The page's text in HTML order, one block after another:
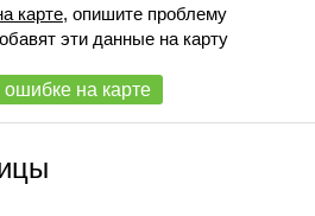
карте, опишите проблему
эти данные на карту
на карте